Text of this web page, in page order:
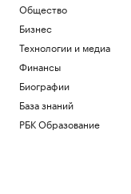
Общество
Бизнес
Технологии и медиа
Финансы
Биографии
База знаний
РБК Образование